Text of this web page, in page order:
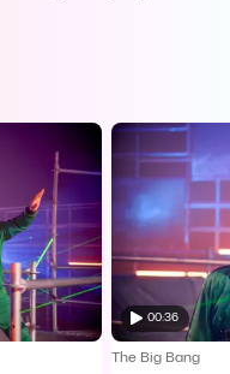
00:36
The Big Bang